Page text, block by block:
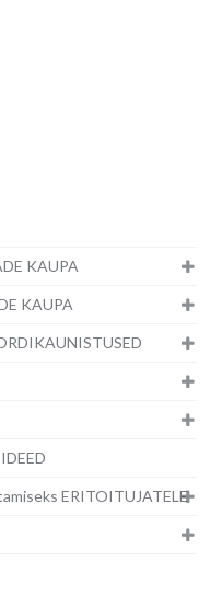
KAUPA
KAUPA
ERITOITUJATELE